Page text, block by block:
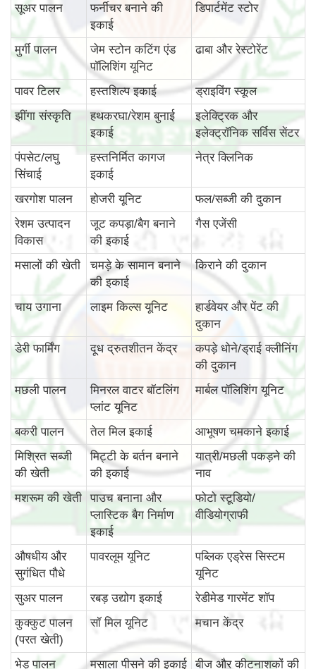
सूअर पालन
फर्नीचर बनाने की
इकाई
डिपार्टमेंट स्टोर
मुर्गी पालन
जेम स्टोन कटिंग एंड
पॉलिशिंग यूनिट
ढाबा और रेस्टोरेंट
पावर टिलर हस्तशिल्प इकाई
ड्राइविंग स्कूल
झींगा संस्कृति
हथकरघा/रेशम बुनाई
इकाई
इलेक्ट्रिक और
इलेक्ट्रॉनिक सर्विस सेंटर
पंपसेट/लघु
सिंचाई
हस्तनिर्मित कागज
इकाई
नेत्र क्लिनिक
खरगोश पालन होजरी यूनिट
फल/सब्जी की दुकान
रेशम उत्पादन
विकास
जूट कपड़ा/बैग बनाने
की इकाई
गैस एजेंसी
मसालों की खेती
चमड़े के सामान बनाने
की इकाई
किराने की दुकान
चाय उगाना लाइम किल्स यूनिट
हार्डवेयर और पेंट की
दुकान
डेरी फार्मिंग
दूध द्रुतशीतन केंद्र
कपड़े धोने/ड्राई क्लीनिंग
की दुकान
मछली पालन
मिनरल वाटर बॉटलिंग
प्लांट यूनिट
मार्बल पॉलिशिंग यूनिट
बकरी पालन तेल मिल इकाई
आभूषण चमकाने इकाई
मिश्रित सब्जी
की खेती
मिट्टी के बर्तन बनाने
की इकाई
यात्री/मछली पकड़ने की
नाव
मशरूम की खेती
पाउच बनाना और
प्लास्टिक बैग निर्माण
इकाई
फोटो स्टूडियो/
वीडियोग्राफी
औषधीय और
सुगंधित पौधे
पावरलूम यूनिट
पब्लिक एड्रेस सिस्टम
यूनिट
सुअर पालन
रबड़ उद्योग इकाई
रेडीमेड गारमेंट शॉप
कुक्कुट पालन
(परत खेती)
सॉ मिल यूनिट मचान केंद्र
भेड़ पालन मसाला पीसने की इकाई बीज और कीटनाशकों की